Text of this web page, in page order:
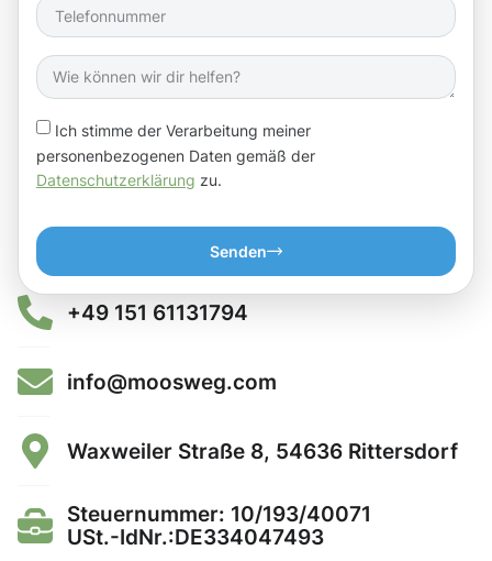
Ich stimme der Verarbeitung meiner
personenbezogenen Daten gemäß der
Datenschutzerklärung zu.
Senden
+49 151 61131794
info@moosweg.com
Waxweiler Straße 8, 54636 Rittersdorf
Steuernummer: 10/193/40071
USt.-IdNr.:DE334047493